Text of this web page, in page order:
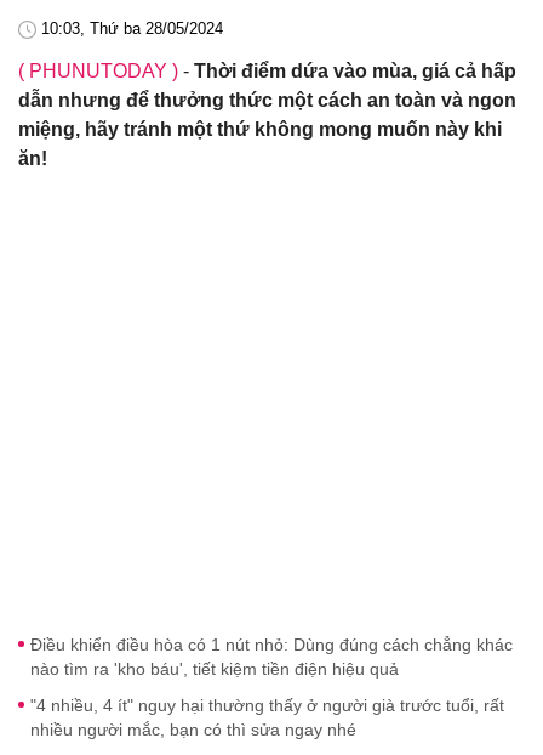
10:03, Thứ ba 28/05/2024
( PHUNUTODAY ) - Thời điểm dứa vào mùa, giá cả hấp
dẫn nhưng để thưởng thức một cách an toàn và ngon
miệng, hãy tránh một thứ không mong muốn này khi
ăn!
Điều khiển điều hòa có 1 nút nhỏ: Dùng đúng cách chẳng khác
nào tìm ra 'kho báu', tiết kiệm tiền điện hiệu quả
"4 nhiều, 4 ít" nguy hại thường thấy ở người già trước tuổi, rất
nhiều người mắc, bạn có thì sửa ngay nhé